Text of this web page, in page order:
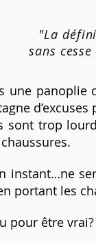
une panoplie
sont trop
instant…ne
portant les
pour être vrai?
"La
sans